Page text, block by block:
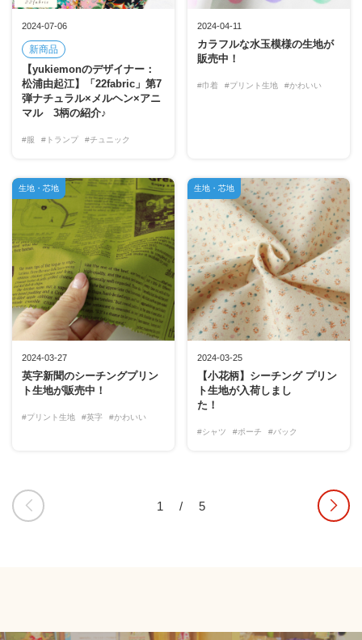
2024-07-06
新商品
【yukiemonのデザイナー：
松浦由起江】「22fabric」第7
弾ナチュラル×メルヘン×アニ
マル 3柄の紹介♪
#服 #トランプ #チュニック
2024-04-11
カラフルな水玉模様の生地が
販売中！
#巾着 #プリント生地 #かわいい
2024-03-27
英字新聞のシーチングプリン
ト生地が販売中！
#プリント生地 #英字 #かわいい
生地・芯地
2024-03-25
【小花柄】シーチング プリン
ト生地が入荷しまし
た！
#シャツ #ポーチ #バック
生地・芯地
1 / 5